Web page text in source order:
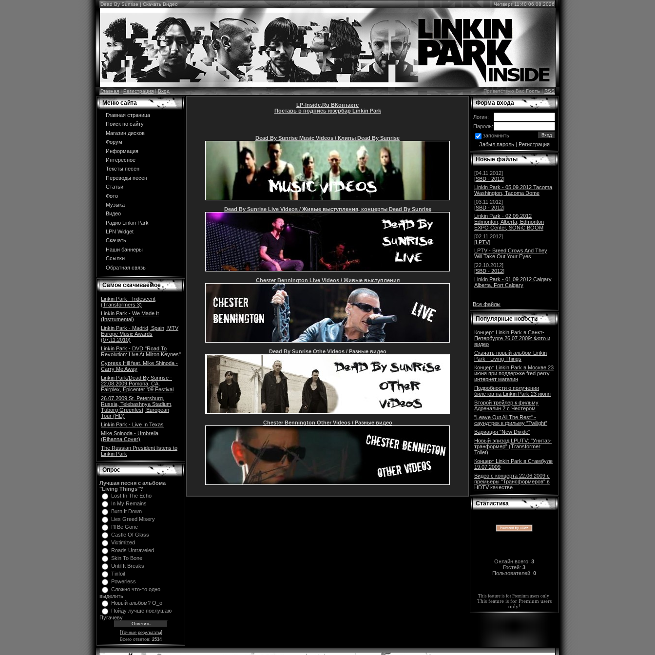
Dead By Sunrise | Скачать Видео Четверг 11:40 06.08.2026
Главная|Регистрация|Вход Приветствую ВасГость|RSS
Меню сайта
Главная страница
Поиск по сайту
Магазин дисков
Форум
Информация
Интересное
Тексты песен
Переводы песен
Статьи
Фото
Музыка
Видео
Радио Linkin Park
LPN Widget
Скачать
Наши баннеры
Ссылки
Обратная связь
Самое скачиваемое
Linkin Park - Iridescent
(Transformers 3)
Linkin Park - We Made It
(Instrumental)
Linkin Park - Madrid, Spain, MTV
Europe Music Awards
(07.11.2010)
Linkin Park - DVD "Road To
Revolution: Live At Milton Keynes"
Cypress Hill feat. Mike Shinoda -
Carry Me Away
Linkin Park/Dead By Sunrise -
22.08.2009 Pomona, CA,
Fairplex, Epicenter '09 Festival
26.07.2009 St. Petersburg,
Russia, Telebashnya Stadium,
Tuborg Greenfest, European
Tour (HD)
Linkin Park - Live In Texas
Mike Sninoda - Umbrella
(Rihanna Cover)
The Russian President listens to
Linkin Park
Опрос
Лучшая песня с альбома
"Living Things"?
Lost In The Echo
In My Remains
Burn It Down
Lies Greed Misery
I'll Be Gone
Castle Of Glass
Victimized
Roads Untraveled
Skin To Bone
Until It Breaks
Tinfoil
Powerless
Сложно что-то одно
выделить
Новый альбом? O_o
Пойду лучше послушаю
Пугачеву
[Точные результаты]
Всего ответов: 2534
LP-Inside.Ru ВКонтакте
Поставь в подпись юзербар Linkin Park
Dead By Sunrise Music Videos / Клипы Dead By Sunrise
Dead By Sunrise Live Videos / Живые выступления, концертыDead By Sunrise
Chester Bennington Live Videos / Живые выступления
Dead By Sunrise Othe Videos / Разные видео
Chester Bennington Other Videos / Разные видео
Форма входа
Логин:
Пароль:
запомнить
Забыл пароль| Регистрация
Новые файлы
[04.11.2012]
[SBD - 2012]
Linkin Park - 05.09.2012 Tacoma,
Washington, Tacoma Dome
[03.11.2012]
[SBD - 2012]
Linkin Park - 02.09.2012
Edmonton, Alberta, Edmonton
EXPO Center, SONiC BOOM
[02.11.2012]
[LPTV]
LPTV - Breed Crows And They
Will Take Out Your Eyes
[22.10.2012]
[SBD - 2012]
Linkin Park - 01.09.2012 Calgary,
Alberta, Fort Calgary
Все файлы
Популярные новости
Концерт Linkin Park в Санкт-
Петербурге 26.07.2009: Фото и
видео
Скачать новый альбом Linkin
Park - Living Things
Концерт Linkin Park в Москве 23
июня при поддержке fred perry
интернет магазин
Подробности о получении
билетов на Linkin Park 23 июня
Второй трейлер к фильму
Адреналин 2 с Честером
"Leave Out All The Rest" -
саундтрек к фильму ”Twilight”
Вариация "New Divide"
Новый эпизод LPUTV: "Унитаз-
транформер" (Transformer
Toilet)
Концерт Linkin Park в Стамбуле
19.07.2009
Видео с концерта 22.06.2009 с
премьеры "Трансформеров" в
HDTV качестве
Статистика
Онлайн всего: 3
Гостей: 3
Пользователей: 0
This feature is for Premium users only!
This feature is for Premium users
only!